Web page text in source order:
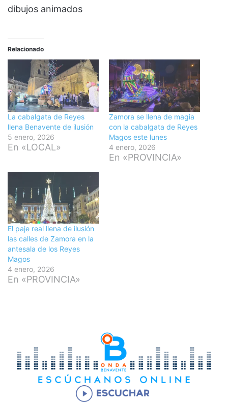
dibujos animados
Relacionado
La cabalgata de Reyes
llena Benavente de ilusión
5 enero, 2026
En «LOCAL»
Zamora se llena de magia
con la cabalgata de Reyes
Magos este lunes
4 enero, 2026
En «PROVINCIA»
El paje real llena de ilusión
las calles de Zamora en la
antesala de los Reyes
Magos
4 enero, 2026
En «PROVINCIA»